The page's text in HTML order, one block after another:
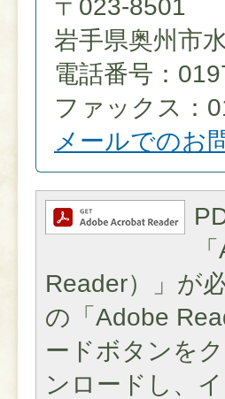
〒023-8501
岩手県奥州市
電話番号：
ファックス：
メールでのお
Reader）」が
の「Adobe
ードボタンを
ンロードし、